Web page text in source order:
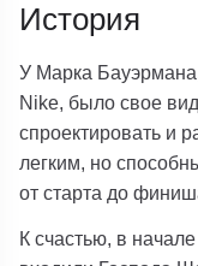
История
У Марка
Nike, было свое
спроектировать и
легким, но
от старта до
К счастью, в